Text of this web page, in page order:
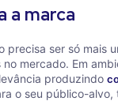
a marca
precisa ser só mais
mercado. Em
produzindo
o seu público-alvo,